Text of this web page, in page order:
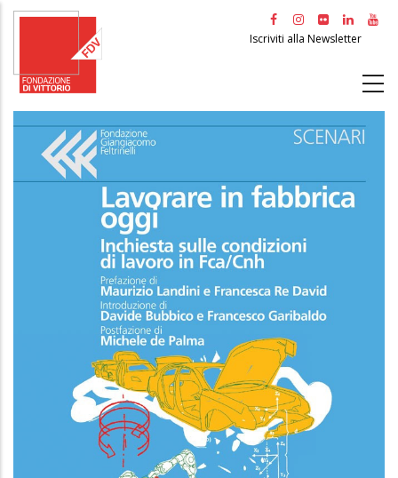
Salta
principale
Iscriviti alla Newsletter